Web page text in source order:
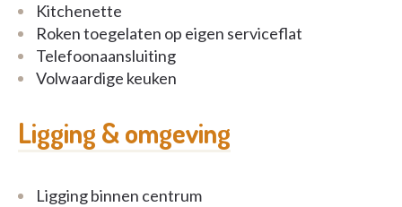
Kitchenette
Roken toegelaten op eigen serviceflat
Telefoonaansluiting
Volwaardige keuken
Ligging & omgeving
Ligging binnen centrum